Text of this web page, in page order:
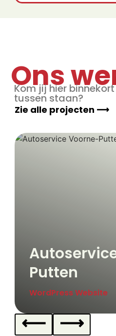
Ons
Kom jij hier
tussen staan?
Zie alle projecten ⟶
Putten
WordPress Website
⟵ ⟶